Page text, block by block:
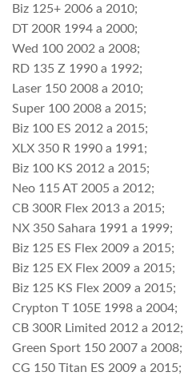
Biz 125+ 2006 a 2010;
DT 200R 1994 a 2000;
Wed 100 2002 a 2008;
RD 135 Z 1990 a 1992;
Laser 150 2008 a 2010;
Super 100 2008 a 2015;
Biz 100 ES 2012 a 2015;
XLX 350 R 1990 a 1991;
Biz 100 KS 2012 a 2015;
Neo 115 AT 2005 a 2012;
CB 300R Flex 2013 a 2015;
NX 350 Sahara 1991 a 1999;
Biz 125 ES Flex 2009 a 2015;
Biz 125 EX Flex 2009 a 2015;
Biz 125 KS Flex 2009 a 2015;
Crypton T 105E 1998 a 2004;
CB 300R Limited 2012 a 2012;
Green Sport 150 2007 a 2008;
CG 150 Titan ES 2009 a 2015;